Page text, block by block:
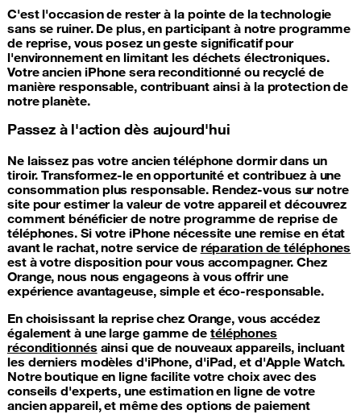
C'est l'occasion de rester à la pointe de la technologie
sans se ruiner. De plus, en participant à notre programme
de reprise, vous posez un geste significatif pour
l'environnement en limitant les déchets électroniques.
Votre ancien iPhone sera reconditionné ou recyclé de
manière responsable, contribuant ainsi à la protection de
notre planète.
Passez à l'action dès aujourd'hui
Ne laissez pas votre ancien téléphone dormir dans un
tiroir. Transformez-le en opportunité et contribuez à une
consommation plus responsable. Rendez-vous sur notre
site pour estimer la valeur de votre appareil et découvrez
comment bénéficier de notre programme de reprise de
téléphones. Si votre iPhone nécessite une remise en état
avant le rachat, notre service de réparation de téléphones
est à votre disposition pour vous accompagner. Chez
Orange, nous nous engageons à vous offrir une
expérience avantageuse, simple et éco-responsable.
En choisissant la reprise chez Orange, vous accédez
également à une large gamme de téléphones
réconditionnés ainsi que de nouveaux appareils, incluant
les derniers modèles d'iPhone, d'iPad, et d'Apple Watch.
Notre boutique en ligne facilite votre choix avec des
conseils d'experts, une estimation en ligne de votre
ancien appareil, et même des options de paiement